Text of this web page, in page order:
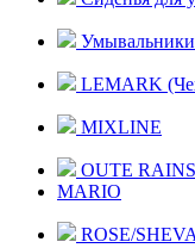
LEMARK
MIXLINE
OUTE
MARIO
ROSE/